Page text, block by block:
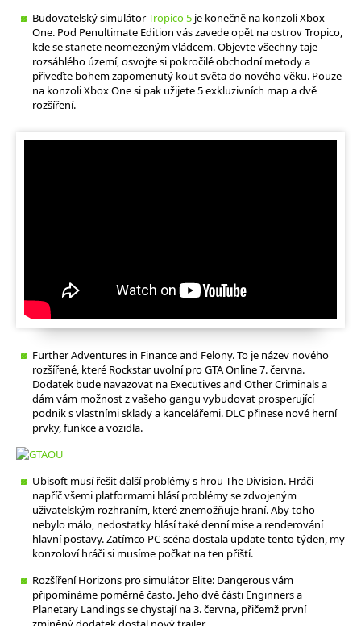
Budovatelský simulátorTropico 5 je konečně na konzoli Xbox
One. Pod Penultimate Edition vás zavede opět na ostrov Tropico,
kde se stanete neomezeným vládcem. Objevte všechny taje
rozsáhlého území, osvojte si pokročilé obchodní metody a
přiveďte bohem zapomenutý kout světa do nového věku. Pouze
na konzoli Xbox One si pak užijete 5 exkluzivních map a dvě
rozšíření.
Further Adventures in Finance and Felony. To je název nového
rozšířené, které Rockstar uvolní pro GTA Online 7. června.
Dodatek bude navazovat na Executives and Other Criminals a
dám vám možnost z vašeho gangu vybudovat prosperující
podnik s vlastními sklady a kancelářemi. DLC přinese nové herní
prvky, funkce a vozidla.
Ubisoft musí řešit další problémy s hrou The Division. Hráči
napříč všemi platformami hlásí problémy se zdvojeným
uživatelským rozhraním, které znemožňuje hraní. Aby toho
nebylo málo, nedostatky hlásí také denní mise a renderování
hlavní postavy. Zatímco PC scéna dostala update tento týden, my
konzoloví hráči si musíme počkat na ten příští.
Rozšíření Horizons pro simulátor Elite: Dangerous vám
připomínáme poměrně často. Jeho dvě části Enginners a
Planetary Landings se chystají na 3. června, přičemž první